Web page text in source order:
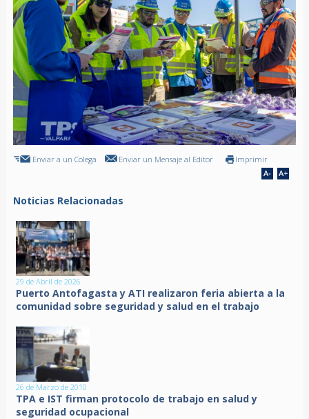
Enviar a un Colega Enviar un Mensaje al Editor Imprimir
Noticias Relacionadas
29 de Abril de 2026
Puerto Antofagasta y ATI realizaron feria abierta a la
comunidad sobre seguridad y salud en el trabajo
26 de Marzo de 2010
TPA e IST firman protocolo de trabajo en salud y
seguridad ocupacional